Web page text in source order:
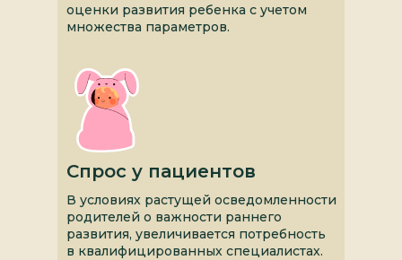
оценки развития ребенка с учетом
множества параметров.
Спрос у пациентов
В условиях растущей осведомленности
родителей о важности раннего
развития, увеличивается потребность
в квалифицированных специалистах.